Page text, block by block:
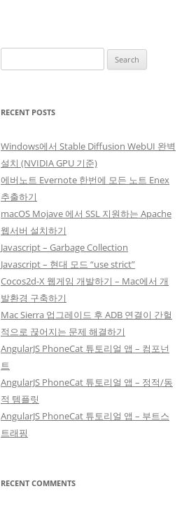
for:
RECENT POSTS
Windows에서 Stable Diffusion WebUI 완벽
설치 (NVIDIA GPU 기준)
에버노트 Evernote 한번에 모든 노트 Enex
추출하기
macOS Mojave 에서 SSL 지원하는 Apache
웹서버 설치하기
Javascript – Garbage Collection
Javascript – 현대 모드 “use strict”
Cocos2d-X 웹게임 개발하기 – Mac에서 개
발환경 구축하기
Mac Sierra 업그레이드 후 ADB 연결이 간헐
적으로 끊어지는 문제 해결하기
AngularJS PhoneCat 튜토리얼 앱 – 컴포넌
트
AngularJS PhoneCat 튜토리얼 앱 – 정적/동
적 템플릿
AngularJS PhoneCat 튜토리얼 앱 – 부트스
트래핑
RECENT COMMENTS